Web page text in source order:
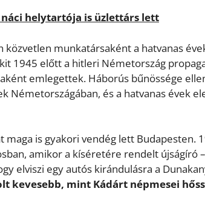
helytartója is üzlettárs lett
közvetlen munkatársaként a hatvanas
1945 előtt a hitleri Németország
emlegettek. Háborús bűnössége
Németországában, és a hatvanas évek
maga is gyakori vendég lett Budapesten.
amikor a kíséretére rendelt újságíró
elviszi egy autós kirándulásra a
kevesebb, mint Kádárt népmesei